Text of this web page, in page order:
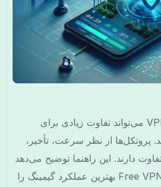
انتخاب پروتکل درست VPN می‌تواند تفاوت زیادی برای
پروتکل‌ها از نظر سرعت، تأخیر،
دارند. این راهنما توضیح می‌دهد
کدام پروتکل در Free VPN Grass بهترین عملکرد گیمینگ را